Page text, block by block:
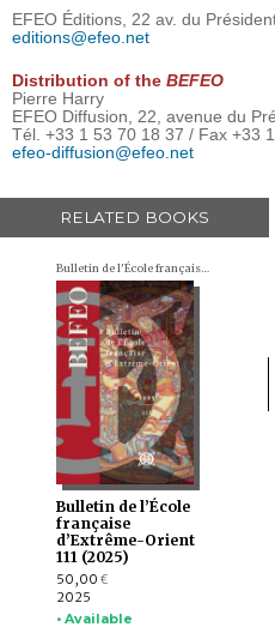
EFEO Éditions, 22 av. du
editions@efeo.net
Distribution of the BEFEO
Pierre Harry
EFEO Diffusion, 22, avenue du
Tél. +33 1 53 70 18 37 / Fax +33
efeo-diffusion@efeo.net
RELATED BOOKS
Bulletin de l'École française d'Extrême-Orient (BEFEO)
Bulletin de l’École
française
d’Extrême-Orient
111 (2025)
50,00 €
2025
• Available